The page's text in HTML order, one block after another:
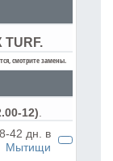
TURF.
смотрите замены.
12).
42 дн. в
Мытищи